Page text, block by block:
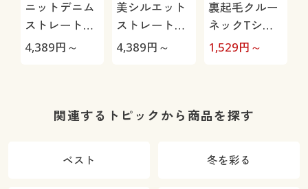
ニットデニム
ストレートパ
ンツ(スマート
わらか・選べ
OK・1年中は
4,389円～
美シルエット
ストレートデ
ニムパンツ(洗
4,389円～
裏起毛クルー
ネックTシャ
ツ(綿100%・
1,529円～
関連するトピックから商品を探す
ベスト 冬を彩る